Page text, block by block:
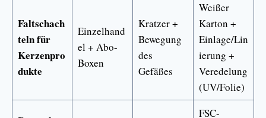
Faltschach
teln für
Kerzenpro
dukte
Einzelhand
el + Abo-
Boxen
Kratzer +
Bewegung
des
Gefäßes
Weißer
Karton +
Einlage/Lin
ierung +
Veredelung
(UV/Folie)
FSC-